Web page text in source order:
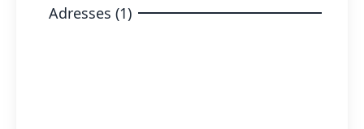
Adresses (1)